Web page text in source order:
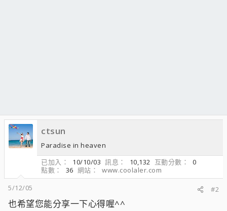
ctsun
Paradise in heaven
已加入
10/10/03 訊息 10,132 互動分數
0
點數
36 網站
www.coolaler.com
5/12/05
#2
也希望您能分享一下心得喔^^